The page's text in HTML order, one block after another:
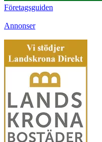
Företagsguiden
Annonser